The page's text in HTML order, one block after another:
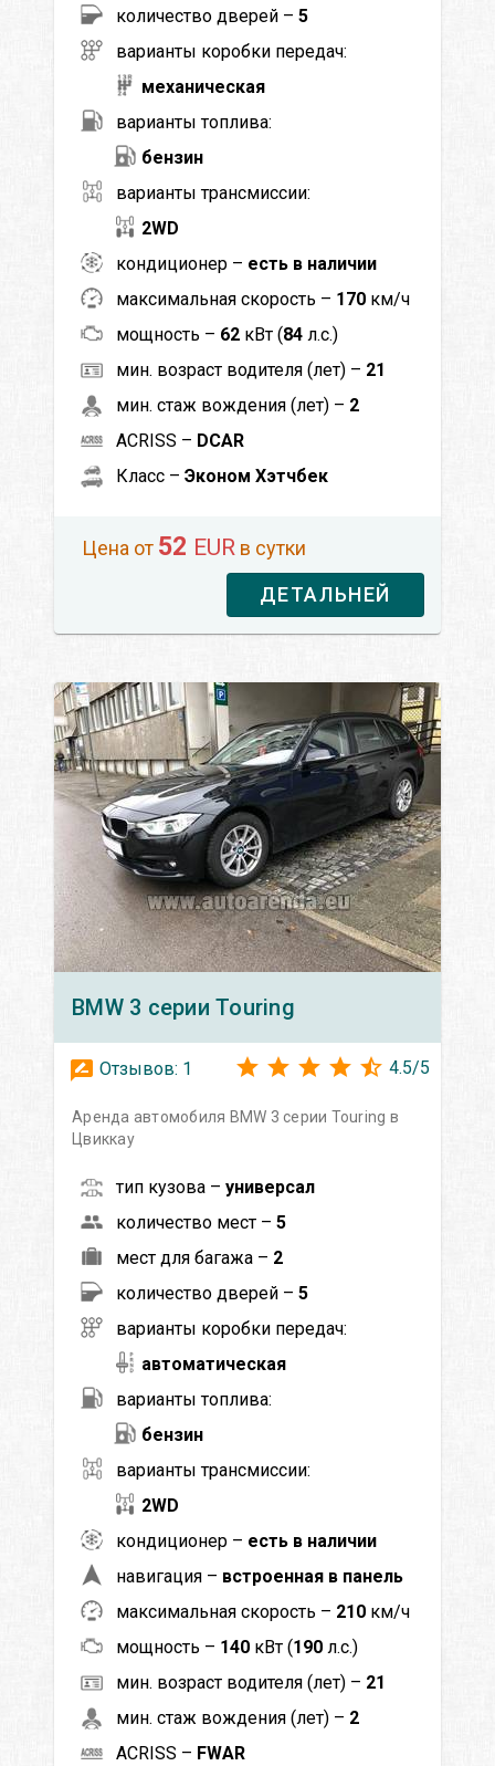
количество дверей – 5
варианты коробки передач:
механическая
варианты топлива:
бензин
варианты трансмиссии:
2WD
кондиционер – есть в наличии
максимальная скорость – 170 км/ч
мощность – 62 кВт (84 л.с.)
мин. возраст водителя (лет) – 21
мин. стаж вождения (лет) – 2
ACRISS – DCAR
Класс – Эконом Хэтчбек
Цена от 52 EUR в сутки
ДЕТАЛЬНЕЙ
BMW 3 серии Touring
Отзывов: 1 4.5/5
Аренда автомобиля BMW 3 серии Touring в
Цвиккау
тип кузова – универсал
количество мест – 5
мест для багажа – 2
количество дверей – 5
варианты коробки передач:
автоматическая
варианты топлива:
бензин
варианты трансмиссии:
2WD
кондиционер – есть в наличии
навигация – встроенная в панель
максимальная скорость – 210 км/ч
мощность – 140 кВт (190 л.с.)
мин. возраст водителя (лет) – 21
мин. стаж вождения (лет) – 2
ACRISS – FWAR